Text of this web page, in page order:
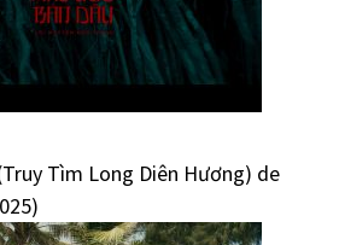
Tìm Long Diên Hương) de